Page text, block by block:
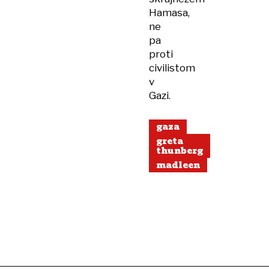
Hamasa,
ne
pa
proti
civilistom
v
Gazi.
gaza
greta
thunberg
madleen